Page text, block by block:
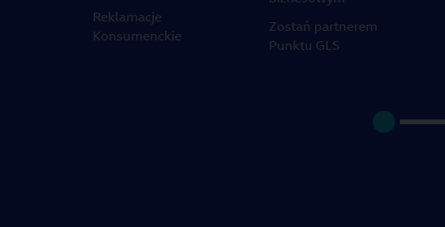
Reklamacje
Konsumenckie
Zostań partnerem
Punktu GLS